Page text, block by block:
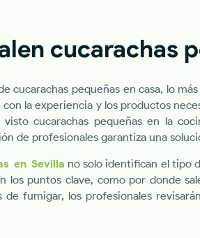
cucarachas
cucarachas pequeñas en casa, lo
con la experiencia y los productos
cucarachas pequeñas en la
de profesionales garantiza una
en Sevilla no solo identifican el tipo
los puntos clave, como por donde
de fumigar, los profesionales